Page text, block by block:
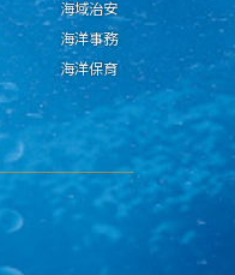
海域治安
海洋事務
海洋保育